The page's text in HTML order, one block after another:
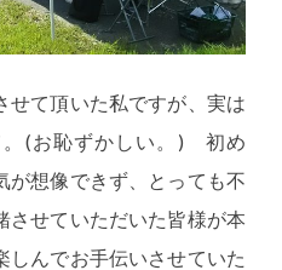
せて頂いた私ですが、実は
。(お恥ずかしい。) 初め
が想像できず、とっても不
させていただいた皆様が本
しんでお手伝いさせていた